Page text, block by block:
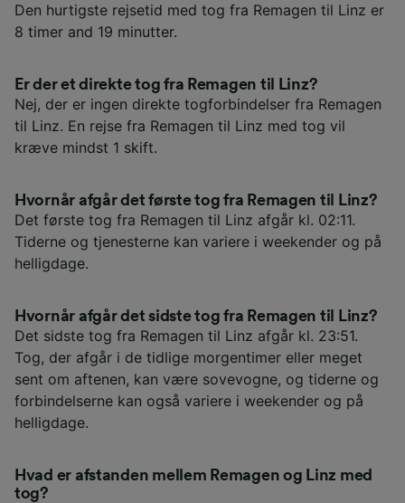
Den hurtigste rejsetid med tog fra Remagen til Linz er
8 timer and 19 minutter.
Er der et direkte tog fra Remagen til Linz?
Nej, der er ingen direkte togforbindelser fra Remagen
til Linz. En rejse fra Remagen til Linz med tog vil
kræve mindst 1 skift.
Hvornår afgår det første tog fra Remagen til Linz?
Det første tog fra Remagen til Linz afgår kl. 02:11.
Tiderne og tjenesterne kan variere i weekender og på
helligdage.
Hvornår afgår det sidste tog fra Remagen til Linz?
Det sidste tog fra Remagen til Linz afgår kl. 23:51.
Tog, der afgår i de tidlige morgentimer eller meget
sent om aftenen, kan være sovevogne, og tiderne og
forbindelserne kan også variere i weekender og på
helligdage.
Hvad er afstanden mellem Remagen og Linz med
tog?